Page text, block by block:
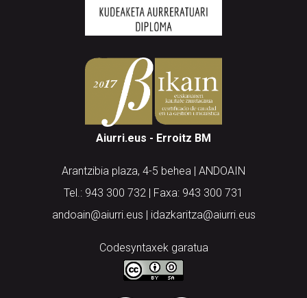
Aiurri.eus - Erroitz BM
Arantzibia plaza, 4-5 behea | ANDOAIN
Tel.: 943 300 732 | Faxa: 943 300 731
andoain@aiurri.eus | idazkaritza@aiurri.eus
Codesyntaxek garatua